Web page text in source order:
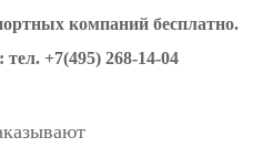
компаний бесплатно.
тел. +7(495) 268-14-04